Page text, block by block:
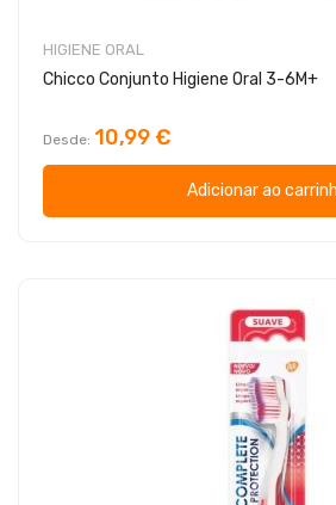
HIGIENE ORAL
Chicco Conjunto Higiene Oral 3-6M+
Desde 10,99 €
Adicionar ao